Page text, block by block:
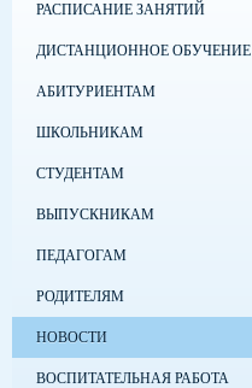
РАСПИСАНИЕ ЗАНЯТИЙ
ДИСТАНЦИОННОЕ ОБУЧЕНИЕ
АБИТУРИЕНТАМ
ШКОЛЬНИКАМ
СТУДЕНТАМ
ВЫПУСКНИКАМ
ПЕДАГОГАМ
РОДИТЕЛЯМ
НОВОСТИ
ВОСПИТАТЕЛЬНАЯ РАБОТА